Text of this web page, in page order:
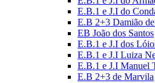
E.B.1 e J.I do
E.B 2+3 Damião
EB João dos Santos
E.B.1 e J.I dos
E.B.1 e J.I Luiza
E.B.1 e J.I Manuel
E.B 2+3 de Marvila